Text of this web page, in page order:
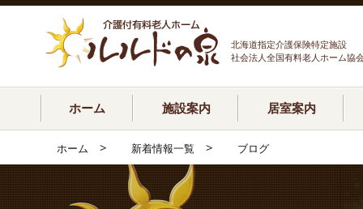
北海道指定介護保険特定施設
社会法人全国有料老人ホーム協
ホーム 施設案内 居室案内
ホーム > 新着情報一覧 > ブログ